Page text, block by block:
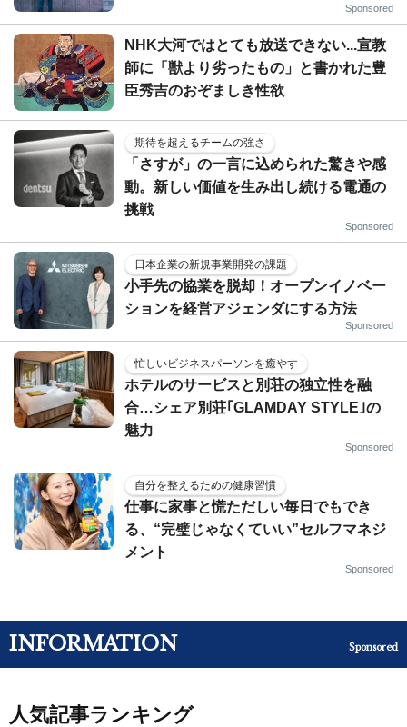
Sponsored
NHK大河ではとても放送できない...宣教
師に「獣より劣ったもの」と書かれた豊
臣秀吉のおぞましき性欲
期待を超えるチームの強さ
「さすが」の一言に込められた驚きや感
動。新しい価値を生み出し続ける電通の
挑戦
Sponsored
日本企業の新規事業開発の課題
小手先の協業を脱却！オープンイノベー
ションを経営アジェンダにする方法
Sponsored
忙しいビジネスパーソンを癒やす
ホテルのサービスと別荘の独立性を融
合…シェア別荘｢GLAMDAY STYLE｣の
魅力
Sponsored
自分を整えるための健康習慣
仕事に家事と慌ただしい毎日でもでき
る、“完璧じゃなくていい”セルフマネジ
メント
Sponsored
INFORMATION Sponsored
人気記事ランキング